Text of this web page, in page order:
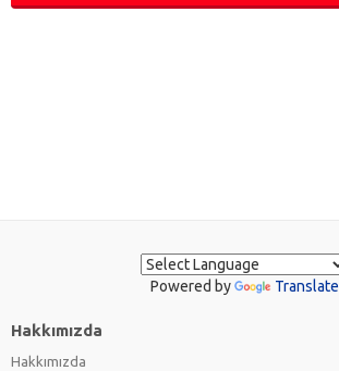
Powered by Translate
Hakkımızda
Hakkımızda